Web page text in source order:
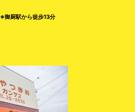
※御厨駅から徒歩13分